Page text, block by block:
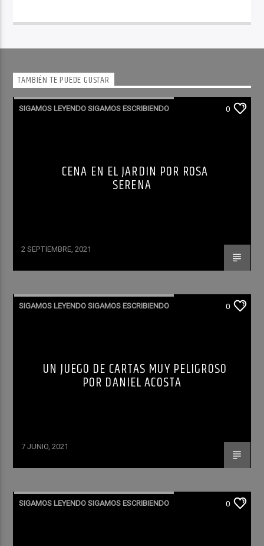
TAMBIÉN TE PUEDE GUSTAR
SIGAMOS LEYENDO SIGAMOS ESCRIBIENDO 0
CENA EN EL JARDIN POR ROSA
SERENA
2 SEPTIEMBRE, 2021
SIGAMOS LEYENDO SIGAMOS ESCRIBIENDO 0
UN JUEGO DE CARTAS MUY PELIGROSO
POR DANIEL ACOSTA
7 JUNIO, 2021
SIGAMOS LEYENDO SIGAMOS ESCRIBIENDO 0